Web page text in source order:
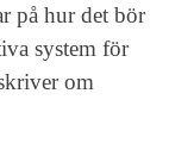
på hur det bör
system för
om